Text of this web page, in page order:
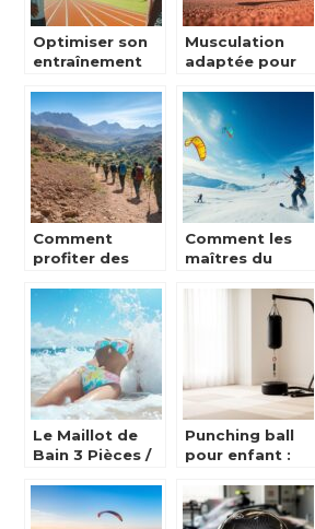
Optimiser son
entraînement
pied grâce à un
coach
spécialisé
Musculation
adaptée pour
foulée :
L’attaque Talon
ou Medio-Pied,
que choisir ?
Comment
profiter des
Maroc avec un
guide marocain
expérimenté
Comment les
maîtres du
perfectionnent
leurs figures les
Le Maillot de
Bain 3 Pièces /
Pin-Up
Revisitée pour
Punching ball
pour enfant :
choisir un
modèle adapté